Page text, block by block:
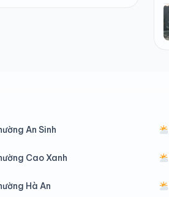
An Sinh
Cao Xanh
Hà An